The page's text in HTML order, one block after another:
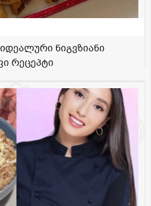
ნიგვზიანი
რეცეპტი